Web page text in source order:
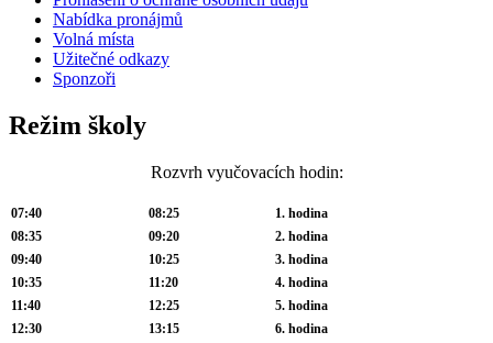
Nabídka pronájmů
Volná místa
Užitečné odkazy
Sponzoři
Režim školy
Rozvrh vyučovacích hodin:
07:40 08:25
1. hodina
08:35
09:20
2. hodina
09:40
10:25
3. hodina
10:35
11:20
4. hodina
11:40
12:25
5. hodina
12:30
13:15
6. hodina